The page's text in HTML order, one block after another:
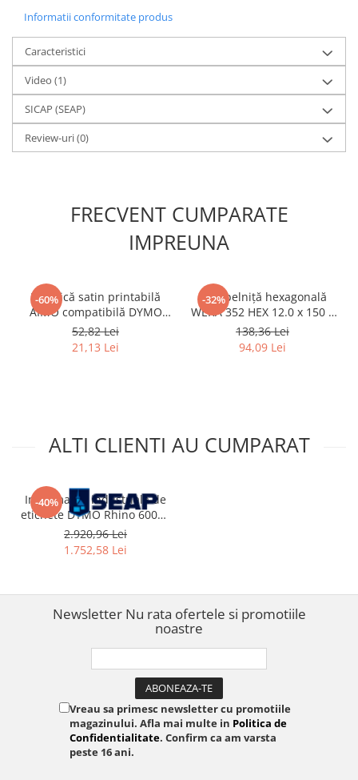
Informatii conformitate produs
Caracteristici
Video (1)
SICAP (SEAP)
Review-uri(0)
FRECVENT CUMPARATE
IMPREUNA
-60%
Panglică satin printabilă
AIMO compatibilă DYMO
LetraTag, 12 mm, negru pe
roz, pentru cadouri și
proiecte creative, Q5-RE31
52,82 Lei
21,13 Lei
-32%
Șurubelniță hexagonală
WERA 352 HEX 12.0 x 150 x
117 mm cap sferic protecție
anticorozivă mâner negru
antirostogolire Kraftform
138,36 Lei
94,09 Lei
ALTI CLIENTI AU CUMPARAT
-40%
Imprimantă industrială de
etichete DYMO Rhino 6000+
Kit complet cu conectare la
PC, servietă rigidă și benzi
până la 24 mm pentru
echipamente industri
2.920,96 Lei
1.752,58 Lei
Newsletter Nu rata ofertele si promotiile
noastre
Vreau sa primesc newsletter cu promotiile
magazinului. Afla mai multe in Politica de
Confidentialitate. Confirm ca am varsta
peste 16 ani.